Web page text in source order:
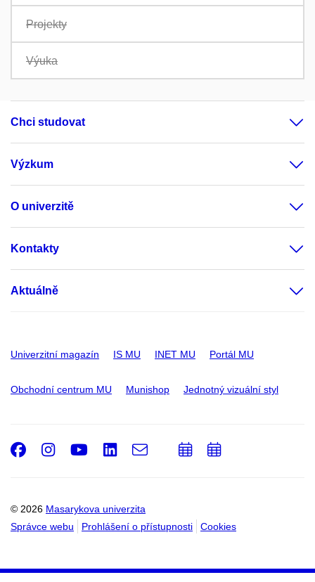
Projekty
Výuka
Chci studovat
Výzkum
O univerzitě
Kontakty
Aktuálně
Univerzitní magazín IS MU INET MU Portál MU
Obchodní centrum MU Munishop Jednotný vizuální styl
© 2026 Masarykova univerzita
Správce webu
Prohlášení o přístupnosti Cookies
Facebook
Instagram
Youtube
LinkedIn
e-
PřidatPřidat